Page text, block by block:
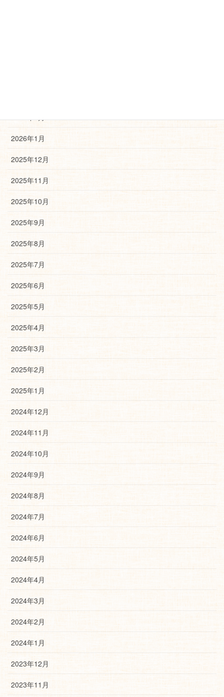
2026年2月
2026年1月
2025年12月
2025年11月
2025年10月
2025年9月
2025年8月
2025年7月
2025年6月
2025年5月
2025年4月
2025年3月
2025年2月
2025年1月
2024年12月
2024年11月
2024年10月
2024年9月
2024年8月
2024年7月
2024年6月
2024年5月
2024年4月
2024年3月
2024年2月
2024年1月
2023年12月
2023年11月